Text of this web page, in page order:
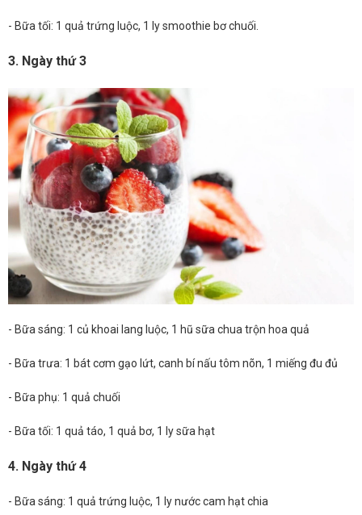
- Bữa tối: 1 quả trứng luộc, 1 ly smoothie bơ chuối.
3. Ngày thứ 3
- Bữa sáng: 1 củ khoai lang luộc, 1 hũ sữa chua trộn hoa quả
- Bữa trưa: 1 bát cơm gạo lứt, canh bí nấu tôm nõn, 1 miếng đu đủ
- Bữa phụ: 1 quả chuối
- Bữa tối: 1 quả táo, 1 quả bơ, 1 ly sữa hạt
4. Ngày thứ 4
- Bữa sáng: 1 quả trứng luộc, 1 ly nước cam hạt chia